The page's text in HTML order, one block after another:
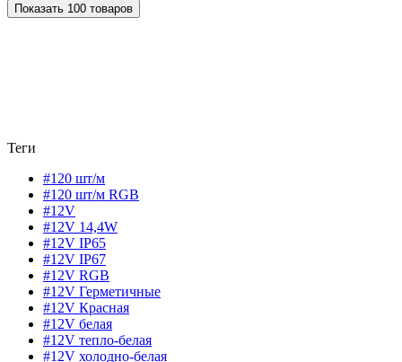
Показать 100 товаров
Теги
#120 шт/м
#120 шт/м RGB
#12V
#12V 14,4W
#12V IP65
#12V IP67
#12V RGB
#12V Герметичные
#12V Красная
#12V белая
#12V тепло-белая
#12V холодно-белая